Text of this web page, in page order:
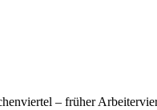
– früher